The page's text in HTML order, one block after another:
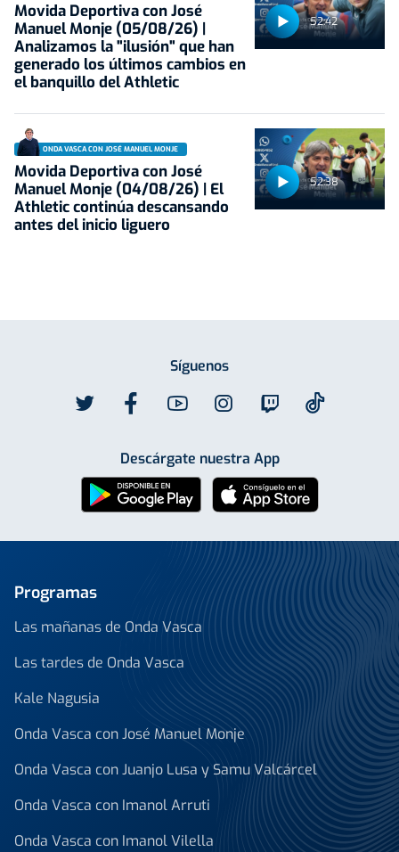
52:42
Movida Deportiva con José
Manuel Monje (05/08/26) |
Analizamos la "ilusión" que han
generado los últimos cambios en
el banquillo del Athletic
52:38
ONDA VASCA CON JOSÉ MANUEL MONJE
Movida Deportiva con José
Manuel Monje (04/08/26) | El
Athletic continúa descansando
antes del inicio liguero
Síguenos
Descárgate nuestra App
Programas
Las mañanas de Onda Vasca
Las tardes de Onda Vasca
Kale Nagusia
Onda Vasca con José Manuel Monje
Onda Vasca con Juanjo Lusa y Samu Valcárcel
Onda Vasca con Imanol Arruti
Onda Vasca con Imanol Vilella